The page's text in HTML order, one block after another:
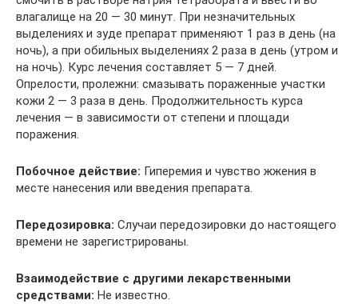
влагалище на 20 — 30 минут. При незначительных
выделе­ниях и зуде препарат применяют 1 раз в день (на
ночь), а при обильных выделениях 2 раза в день (утром и
на ночь). Курс лечения составляет 5 — 7 дней.
Опрелости, пролежни: смазывать пораженные участки
кожи 2 — 3 раза в день. Продолжительность курса
лечения — в зависимости от степени и площади
поражения.
Побочное действие: Гиперемия и чувство жжения в
месте нанесения или введения препарата.
Передозировка: Случаи передозировки до настоящего
времени не зарегистрированы.
Взаимодействие с другими лекарственными
средствами: Не известно.